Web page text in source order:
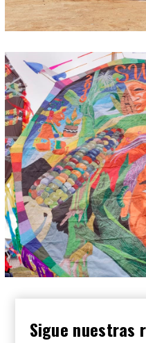
Sigue nuestras